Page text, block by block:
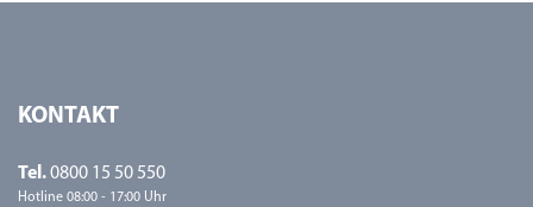
KONTAKT
Tel.0800 15 50 550
Hotline 08:00 - 17:00 Uhr